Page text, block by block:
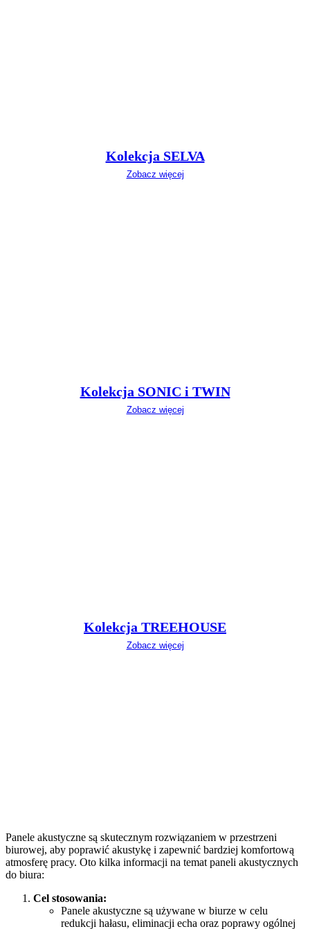
Kolekcja SELVA
Zobacz więcej
Kolekcja SONIC i TWIN
Zobacz więcej
Kolekcja TREEHOUSE
Zobacz więcej
Panele akustyczne są skutecznym rozwiązaniem w przestrzeni
biurowej, aby poprawić akustykę i zapewnić bardziej komfortową
atmosferę pracy. Oto kilka informacji na temat paneli akustycznych
do biura:
Cel stosowania:
Panele akustyczne są używane w biurze w celu
redukcji hałasu, eliminacji echa oraz poprawy ogólnej